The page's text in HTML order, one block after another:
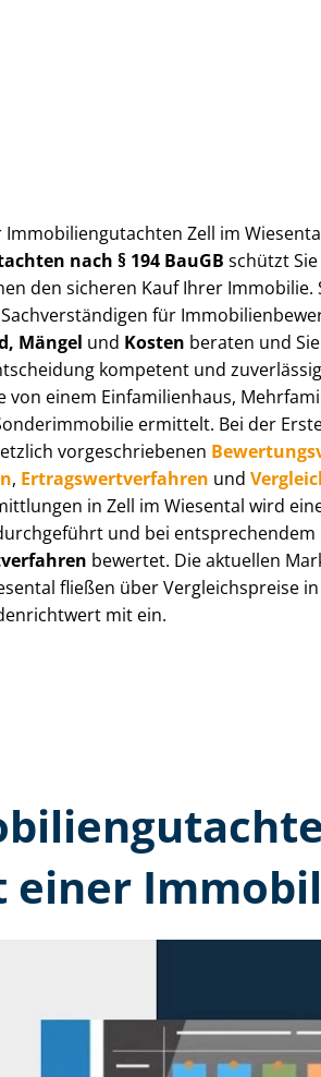
Zell im
nach § 194 BauGB schützt
den sicheren Kauf Ihrer Immobilie.
für
Mängel und Kosten beraten und
kompetent und
von einem Einfamilienhaus,
ermittelt. Bei der
vor­ge­schrie­be­nen
, Er­trags­wert­ver­fah­ren und
in Zell im Wiesental wird
und bei
bewertet. Die aktuellen
fließen über Ver­gleichs­prei­se
mit ein.